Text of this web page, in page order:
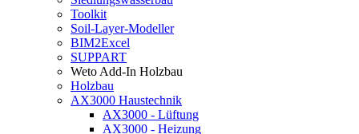
Toolkit
Soil-Layer-Modeller
BIM2Excel
SUPPART
Weto Add-In Holzbau
Holzbau
AX3000 Haustechnik
AX3000 - Lüftung
AX3000 - Heizung